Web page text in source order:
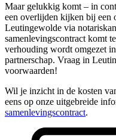
Maar gelukkig komt – in
een overlijden kijken bij een
Leutingewolde via
samenlevingscontract komt
verhouding wordt omgezet
partnerschap. Vraag in
voorwaarden!
Wil je inzicht in de kosten
eens op onze uitgebreide
samenlevingscontract.